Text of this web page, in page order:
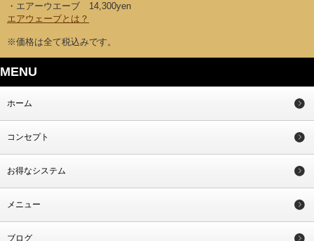
・エアーウエーブ 14,300yen
エアウェーブとは？
※価格は全て税込みです。
MENU
ホーム
コンセプト
お得なシステム
メニュー
ブログ